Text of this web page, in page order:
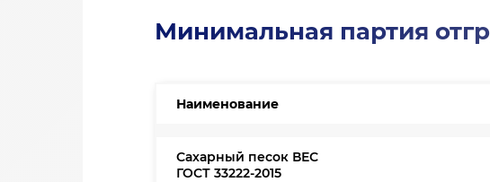
Минимальная партия
Наименование
Сахарный песок ВЕС
ГОСТ 33222-2015